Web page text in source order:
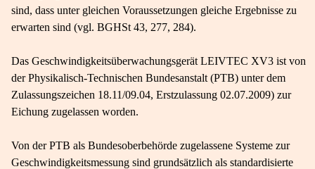
sind, dass unter gleichen Voraussetzungen gleiche Ergebnisse zu
erwarten sind (vgl. BGHSt 43, 277, 284).
Das Geschwindigkeitsüberwachungsgerät LEIVTEC XV3 ist von
der Physikalisch-​Technischen Bundesanstalt (PTB) unter dem
Zulassungszeichen 18.11/09.04, Erstzulassung 02.07.2009) zur
Eichung zugelassen worden.
Von der PTB als Bundesoberbehörde zugelassene Systeme zur
Geschwindigkeitsmessung sind grundsätzlich als standardisierte